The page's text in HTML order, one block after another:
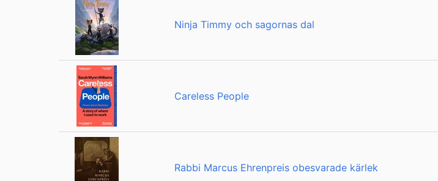
Ninja Timmy och sagornas dal
Careless People
Rabbi Marcus Ehrenpreis obesvarade kärlek